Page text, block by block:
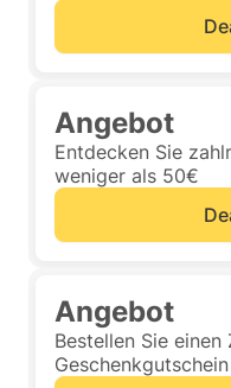
Angebot
Entdecken Sie
weniger als 50€
Angebot
Bestellen Sie einen